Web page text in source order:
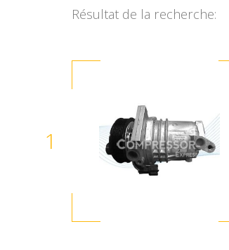
Résultat de la recherche:
1